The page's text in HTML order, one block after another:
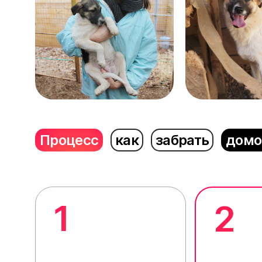
Процесс как забрать
1 2